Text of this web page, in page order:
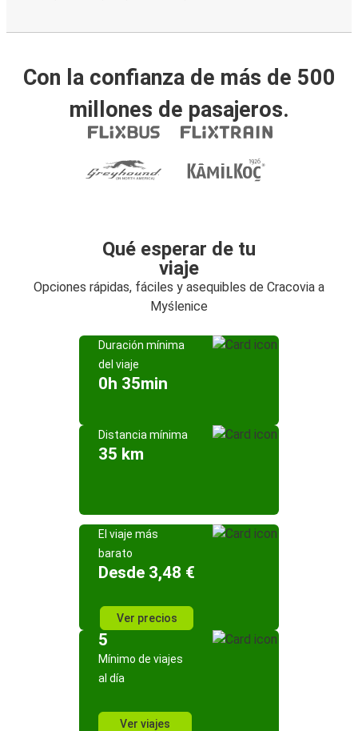
Con la confianza de más de 500
millones de pasajeros.
Qué esperar de tu
viaje
Opciones rápidas, fáciles y asequibles de Cracovia a
Myślenice
Duración mínima
del viaje
0h 35min
Distancia mínima
35 km
El viaje más
barato
Desde 3,48 €
Ver precios
5
Mínimo de viajes
al día
Ver viajes